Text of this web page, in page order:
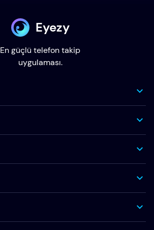
Eyezy
En güçlü telefon takip
uygulaması.